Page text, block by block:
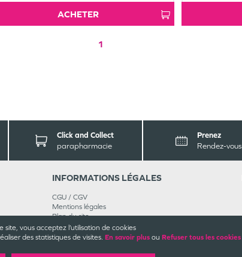
vous acceptez l’utilisation de cookies
des statistiques de visites. En savoir plus ou Refuser tous les cookies
ACHETER
1
Click and Collect
parapharmacie
Prenez
Rendez-vous
INFORMATIONS LÉGALES
CGU / CGV
Mentions légales
Plan du site
Cookies et confidentialité
Rappels de produits
©Valwin